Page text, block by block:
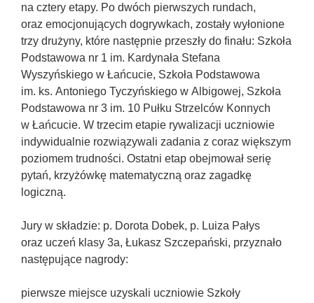
na cztery etapy. Po dwóch pierwszych rundach,
oraz emocjonujących dogrywkach, zostały wyłonione
trzy drużyny, które następnie przeszły do finału: Szkoła
Podstawowa nr 1 im. Kardynała Stefana
Wyszyńskiego w Łańcucie, Szkoła Podstawowa
im. ks. Antoniego Tyczyńskiego w Albigowej, Szkoła
Podstawowa nr 3 im. 10 Pułku Strzelców Konnych
w Łańcucie. W trzecim etapie rywalizacji uczniowie
indywidualnie rozwiązywali zadania z coraz większym
poziomem trudności. Ostatni etap obejmował serię
pytań, krzyżówkę matematyczną oraz zagadkę
logiczną.
Jury w składzie: p. Dorota Dobek, p. Luiza Pałys
oraz uczeń klasy 3a, Łukasz Szczepański, przyznało
następujące nagrody:
pierwsze miejsce uzyskali uczniowie Szkoły
na podstawie
tego, jak
strona jest
używana.
Doświadczenie
Aby nasza
strona
internetowa
działała jak
twojego przejścia
na nią. Jeśli
cookie, niektóre
funkcje znikną
internetowej.